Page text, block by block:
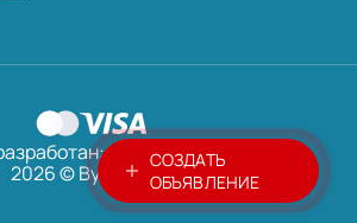
СОЗДАТЬ
ОБЪЯВЛЕНИЕ
2026 © ByTheWay
AVADA MEDIA